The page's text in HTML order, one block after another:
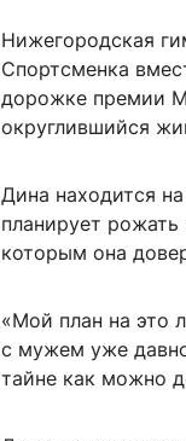
Нижегородская
Спортсменка
дорожке премии
округлившийся
Дина находится
планирует
которым она
«Мой план на это
с мужем уже
тайне как можно